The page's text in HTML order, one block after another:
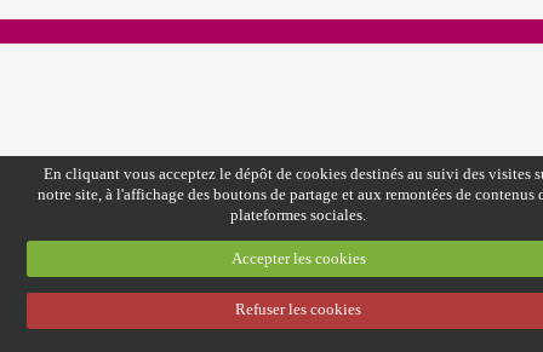
En cliquant vous acceptez le dépôt de cookies destinés au suivi des visites
notre site, à l'affichage des boutons de partage et aux remontées de contenus
plateformes sociales.
Accepter les cookies
Refuser les cookies